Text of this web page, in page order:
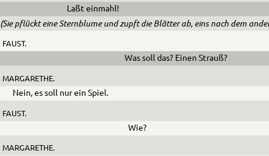
Laßt einmahl!
(Sie pflückt eine Sternblume und zupft die Blätter ab, eins nach dem
FAUST.
Was soll das? Einen Strauß?
MARGARETHE.
Nein, es soll nur ein Spiel.
FAUST.
Wie?
MARGARETHE.